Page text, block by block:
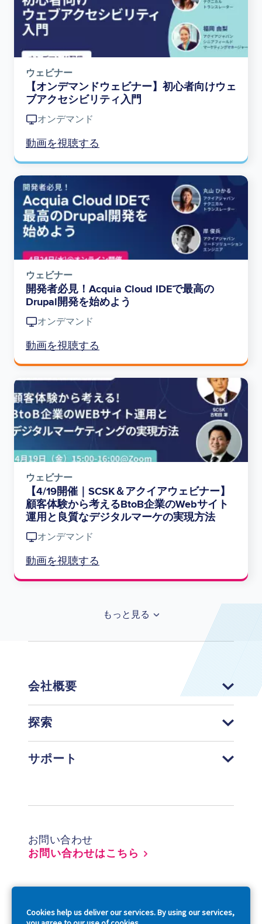
Cookies help us deliver our services. By using our services,
ウェビナー
【オンデマンドウェビナー】初心者向けウェ
ブアクセシビリティ入門
オンデマンド
動画を視聴する
Image
ウェビナー
開発者必見！Acquia Cloud IDEで最高の
Drupal開発を始めよう
オンデマンド
動画を視聴する
Image
ウェビナー
【4/19開催｜SCSK＆アクイアウェビナー】
顧客体験から考えるBtoB企業のWebサイト
運用と良質なデジタルマーケの実現方法
オンデマンド
動画を視聴する
もっと見る
会社概要
探索
サポート
お問い合わせ
お問い合わせはこちら